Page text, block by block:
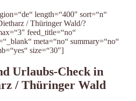
length=“400″ sort=“n“
/ Thüringer Wald/?
feed_title=“no“
meta=“no“ summary=“no“
size=“30″]
Urlaubs-Check in
/ Thüringer Wald